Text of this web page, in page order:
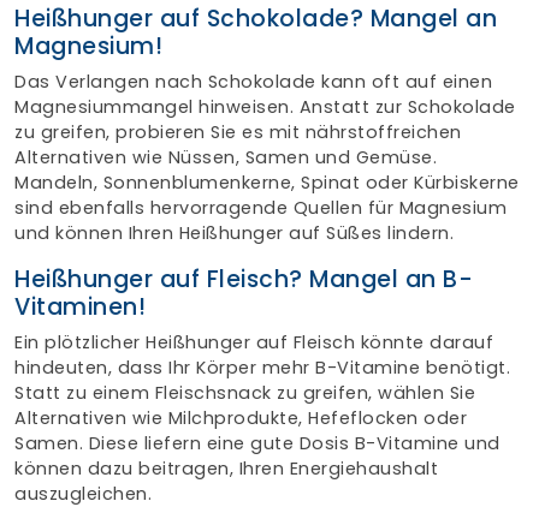
Heißhunger auf Schokolade? Mangel an
Magnesium!
Das Verlangen nach Schokolade kann oft auf einen
Magnesiummangel hinweisen. Anstatt zur Schokolade
zu greifen, probieren Sie es mit nährstoffreichen
Alternativen wie Nüssen, Samen und Gemüse.
Mandeln, Sonnenblumenkerne, Spinat oder Kürbiskerne
sind ebenfalls hervorragende Quellen für Magnesium
und können Ihren Heißhunger auf Süßes lindern.
Heißhunger auf Fleisch? Mangel an B-
Vitaminen!
Ein plötzlicher Heißhunger auf Fleisch könnte darauf
hindeuten, dass Ihr Körper mehr B-Vitamine benötigt.
Statt zu einem Fleischsnack zu greifen, wählen Sie
Alternativen wie Milchprodukte, Hefeflocken oder
Samen. Diese liefern eine gute Dosis B-Vitamine und
können dazu beitragen, Ihren Energiehaushalt
auszugleichen.